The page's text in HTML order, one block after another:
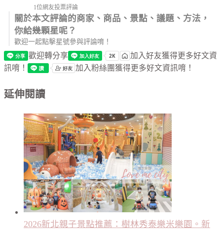
1位網友投票評論
關於本文評論的商家、商品、景點、議題、方法，
你給幾顆星呢？
歡迎一起點擊星號參與評論唷！
歡迎轉分享
加入好友獲得更多好文資
訊唷！
加入粉絲團獲得更多好文資訊唷！
延伸閱讀
2026新北親子景點推薦：樹林秀泰樂米樂園。新